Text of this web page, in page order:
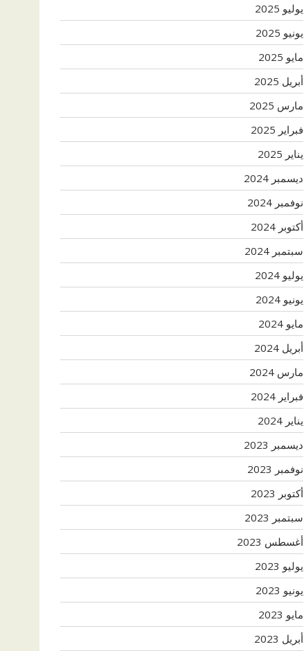
يوليو 2025
يونيو 2025
مايو 2025
أبريل 2025
مارس 2025
فبراير 2025
يناير 2025
ديسمبر 2024
نوفمبر 2024
أكتوبر 2024
سبتمبر 2024
يوليو 2024
يونيو 2024
مايو 2024
أبريل 2024
مارس 2024
فبراير 2024
يناير 2024
ديسمبر 2023
نوفمبر 2023
أكتوبر 2023
سبتمبر 2023
أغسطس 2023
يوليو 2023
يونيو 2023
مايو 2023
أبريل 2023